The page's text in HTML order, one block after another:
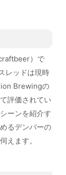
）で
レッドは現時
Brewingの
評価されてい
ーンを紹介す
るデンバーの
えます。